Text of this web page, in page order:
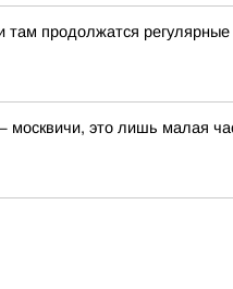
продолжатся
это лишь малая